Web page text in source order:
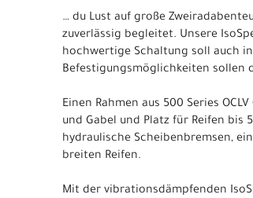
… du Lust auf große
zuverlässig begleitet. Unsere
hochwertige Schaltung soll auch
Befestigungsmöglichkeiten sollen
Einen Rahmen aus 500 Series
und Gabel und Platz für Reifen bis
hydraulische Scheibenbremsen,
breiten Reifen.
Mit der vibrationsdämpfenden